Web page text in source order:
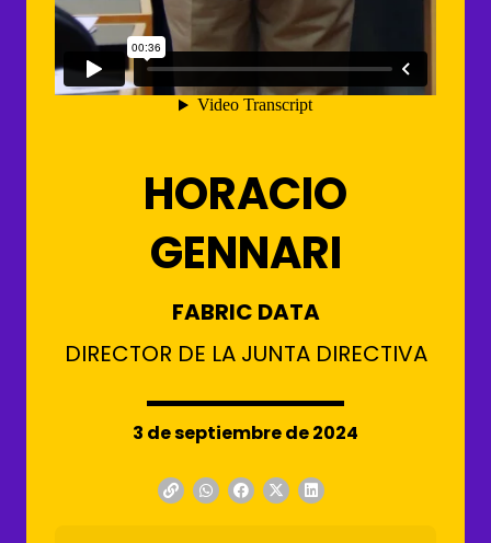
HORACIO
GENNARI
FABRIC DATA
DIRECTOR DE LA JUNTA DIRECTIVA
3 de septiembre de 2024